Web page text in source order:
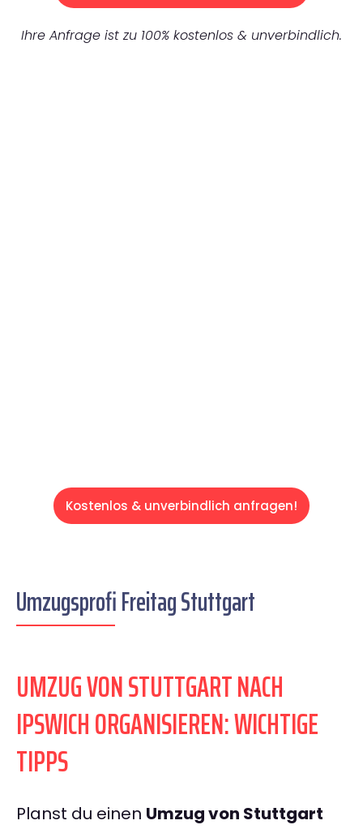
Ihre Anfrage ist zu 100% kostenlos & unverbindlich.
Kostenlos & unverbindlich anfragen!
Umzugsprofi Freitag Stuttgart
UMZUG VON STUTTGART NACH
IPSWICH ORGANISIEREN: WICHTIGE
TIPPS
Planst du einen Umzug von Stuttgart